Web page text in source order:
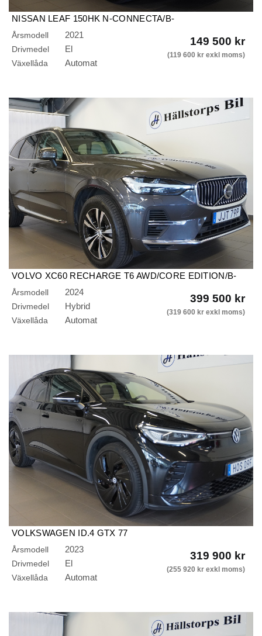
NISSAN LEAF 150HK N-CONNECTA/B-
KAMERA/KEYLESS/NYSERVAD
Årsmodell 2021
Drivmedel El
Växellåda Automat
149 500 kr
(119 600 kr exkl moms)
VOLVO XC60 RECHARGE T6 AWD/CORE EDITION/B-
KAMERA/DRAG
Årsmodell 2024
Drivmedel Hybrid
Växellåda Automat
399 500 kr
(319 600 kr exkl moms)
VOLKSWAGEN ID.4 GTX 77
KWH/4MOTION/BACKKAMERA/DRAG/IQ LIGHT/299 HK
Årsmodell 2023
Drivmedel El
Växellåda Automat
319 900 kr
(255 920 kr exkl moms)